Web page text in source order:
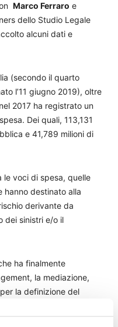
Marco Ferraro e
dello Studio Legale
alcuni dati e
(secondo il quarto
l’11 giugno 2019), oltre
2017 ha registrato un
Dei quali, 113,131
e 41,789 milioni di
le voci di spesa, quelle
destinato alla
derivante da
dei sinistri e/o il
ha finalmente
la mediazione,
la definizione del